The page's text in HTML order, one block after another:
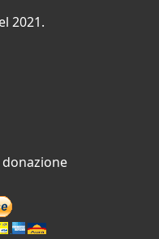
2021.